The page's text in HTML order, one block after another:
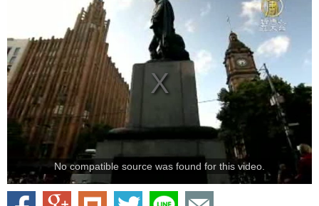
No compatible source was found for this video.